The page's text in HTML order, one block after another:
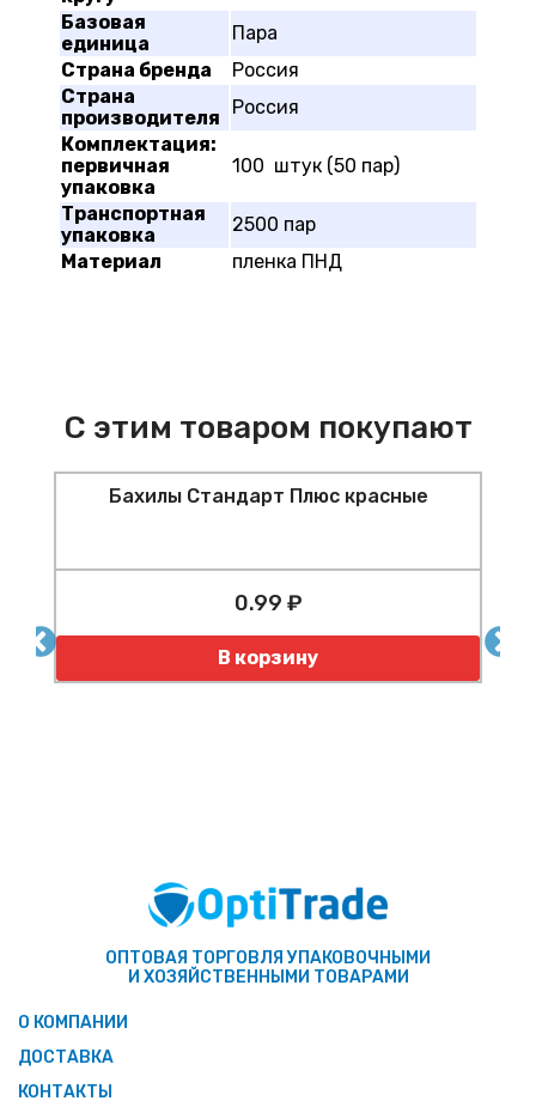
Базовая
единица
Пара
Страна бренда
Россия
Страна
производителя
Россия
Комплектация:
первичная
упаковка
100 штук (50 пар)
Транспортная
упаковка
2500 пар
Материал
пленка ПНД
С этим товаром покупают
Бахилы Стандарт Плюс красные
0.99 ₽
Количество
В корзину
ОПТОВАЯ ТОРГОВЛЯ УПАКОВОЧНЫМИ
И ХОЗЯЙСТВЕННЫМИ ТОВАРАМИ
О КОМПАНИИ
ДОСТАВКА
КОНТАКТЫ